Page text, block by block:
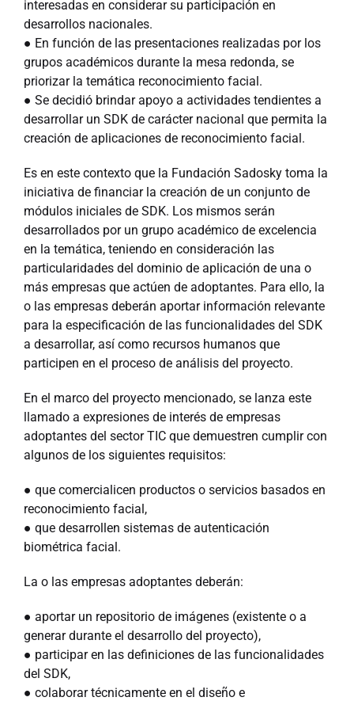
interesadas en considerar su participación en
desarrollos nacionales.
● En función de las presentaciones realizadas por los
grupos académicos durante la mesa redonda, se
priorizar la temática reconocimiento facial.
● Se decidió brindar apoyo a actividades tendientes a
desarrollar un SDK de carácter nacional que permita la
creación de aplicaciones de reconocimiento facial.
Es en este contexto que la Fundación Sadosky toma la
iniciativa de financiar la creación de un conjunto de
módulos iniciales de SDK. Los mismos serán
desarrollados por un grupo académico de excelencia
en la temática, teniendo en consideración las
particularidades del dominio de aplicación de una o
más empresas que actúen de adoptantes. Para ello, la
o las empresas deberán aportar información relevante
para la especificación de las funcionalidades del SDK
a desarrollar, así como recursos humanos que
participen en el proceso de análisis del proyecto.
En el marco del proyecto mencionado, se lanza este
llamado a expresiones de interés de empresas
adoptantes del sector TIC que demuestren cumplir con
algunos de los siguientes requisitos:
● que comercialicen productos o servicios basados en
reconocimiento facial,
● que desarrollen sistemas de autenticación
biométrica facial.
La o las empresas adoptantes deberán:
● aportar un repositorio de imágenes (existente o a
generar durante el desarrollo del proyecto),
● participar en las definiciones de las funcionalidades
del SDK,
● colaborar técnicamente en el diseño e